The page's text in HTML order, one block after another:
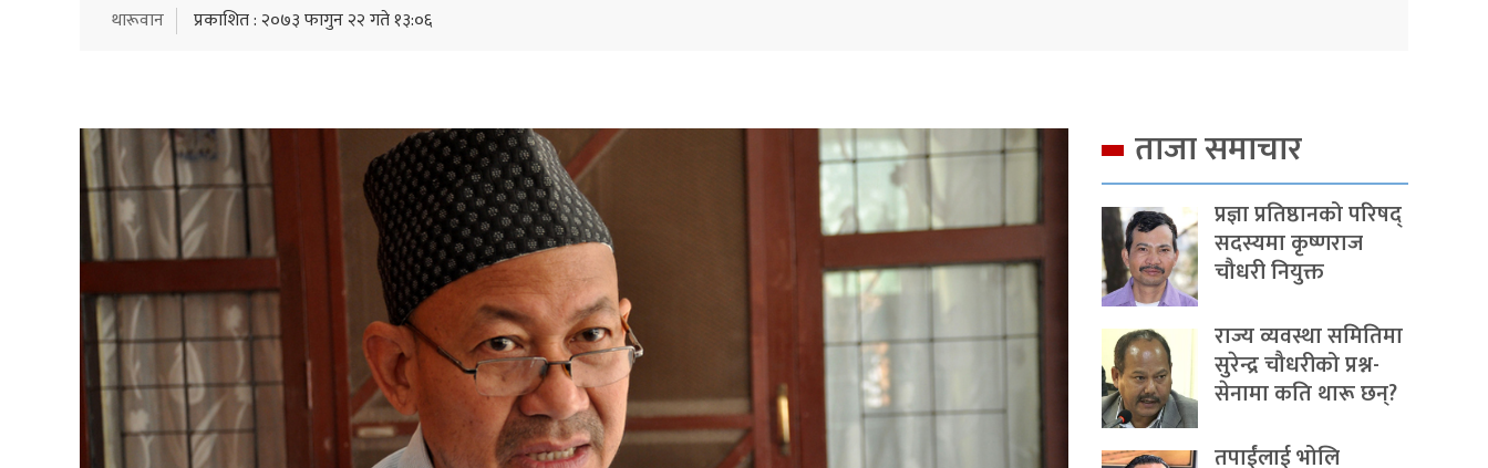
थारूवान प्रकाशित : २०७३ फागुन २२ गते १३:०६
ताजा समाचार
प्रज्ञा प्रतिष्ठानको परिषद्
सदस्यमा कृष्णराज
चौधरी नियुक्त
राज्य व्यवस्था समितिमा
सुरेन्द्र चौधरीको प्रश्न-
सेनामा कति थारू छन्?
तपाईंलाई भोलि